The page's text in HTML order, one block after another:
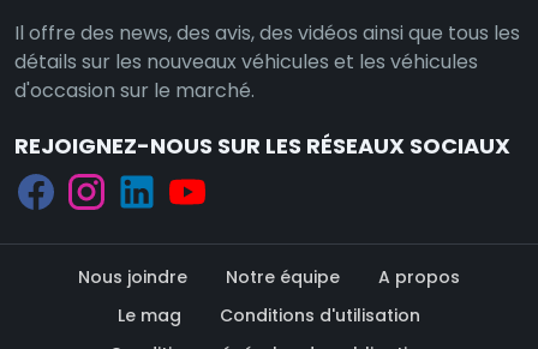
Il offre des news, des avis, des vidéos ainsi que tous les
détails sur les nouveaux véhicules et les véhicules
d'occasion sur le marché.
REJOIGNEZ-NOUS SUR LES RÉSEAUX SOCIAUX
Nous joindre Notre équipe
A propos
Le mag
Conditions d'utilisation